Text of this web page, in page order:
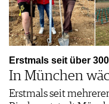
Erstmals seit über
In München
Erstmals seit